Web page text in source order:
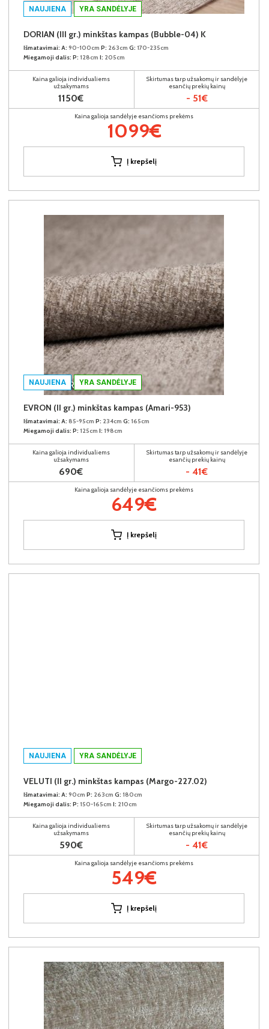
NAUJIENA YRA SANDĖLYJE
DORIAN (III gr.) minkštas kampas (Bubble-04) K
Išmatavimai: A: 90-100cm P: 263cm G: 170-235cm
Miegamoji dalis: P: 128cm I: 205cm
Kaina galioja individualiems
užsakymams
1150€
Skirtumas tarp užsakomų ir sandėlyje
esančių prekių kainų
- 51€
Kaina galioja sandėlyje esančioms prekėms
1099€
Į krepšelį
NAUJIENA YRA SANDĖLYJE
EVRON (II gr.) minkštas kampas (Amari-953)
Išmatavimai: A: 85-95cm P: 234cm G: 165cm
Miegamoji dalis: P: 125cm I: 198cm
Kaina galioja individualiems
užsakymams
690€
Skirtumas tarp užsakomų ir sandėlyje
esančių prekių kainų
- 41€
Kaina galioja sandėlyje esančioms prekėms
649€
Į krepšelį
NAUJIENA YRA SANDĖLYJE
VELUTI (II gr.) minkštas kampas (Margo-227.02)
Išmatavimai: A: 90cm P: 263cm G: 180cm
Miegamoji dalis: P: 150-165cm I: 210cm
Kaina galioja individualiems
užsakymams
590€
Skirtumas tarp užsakomų ir sandėlyje
esančių prekių kainų
- 41€
Kaina galioja sandėlyje esančioms prekėms
549€
Į krepšelį